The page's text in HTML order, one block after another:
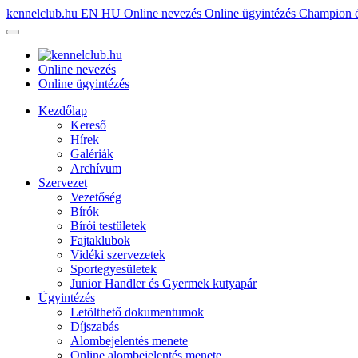
kennelclub.hu EN HU Online nevezés Online ügyintézés Champion
Online nevezés
Online ügyintézés
Kezdőlap
Kereső
Hírek
Galériák
Archívum
Szervezet
Vezetőség
Bírók
Bírói testületek
Fajtaklubok
Vidéki szervezetek
Sportegyesületek
Junior Handler és Gyermek kutyapár
Ügyintézés
Letölthető dokumentumok
Díjszabás
Alombejelentés menete
Online alombejelentés menete